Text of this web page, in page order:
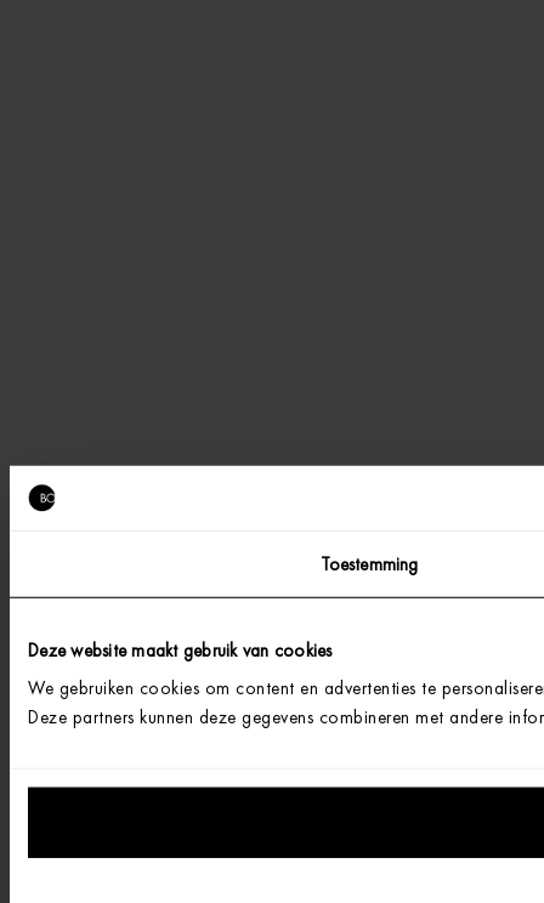
Toestemming
Deze website maakt gebruik van cookies
We gebruiken cookies om content en advertenties te
Deze partners kunnen deze gegevens combineren met andere